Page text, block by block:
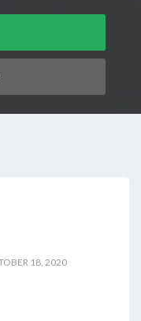
18, 2020